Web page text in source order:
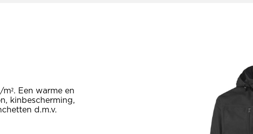
Een warme en
kinbescherming,
d.m.v.